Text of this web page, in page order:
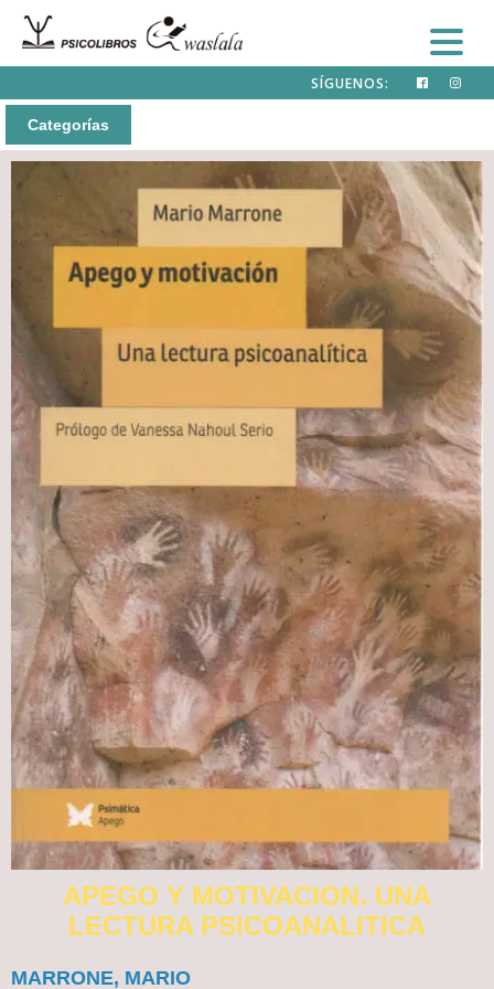
SÍGUENOS:
Categorías
APEGO Y MOTIVACION. UNA
LECTURA PSICOANALITICA
MARRONE, MARIO